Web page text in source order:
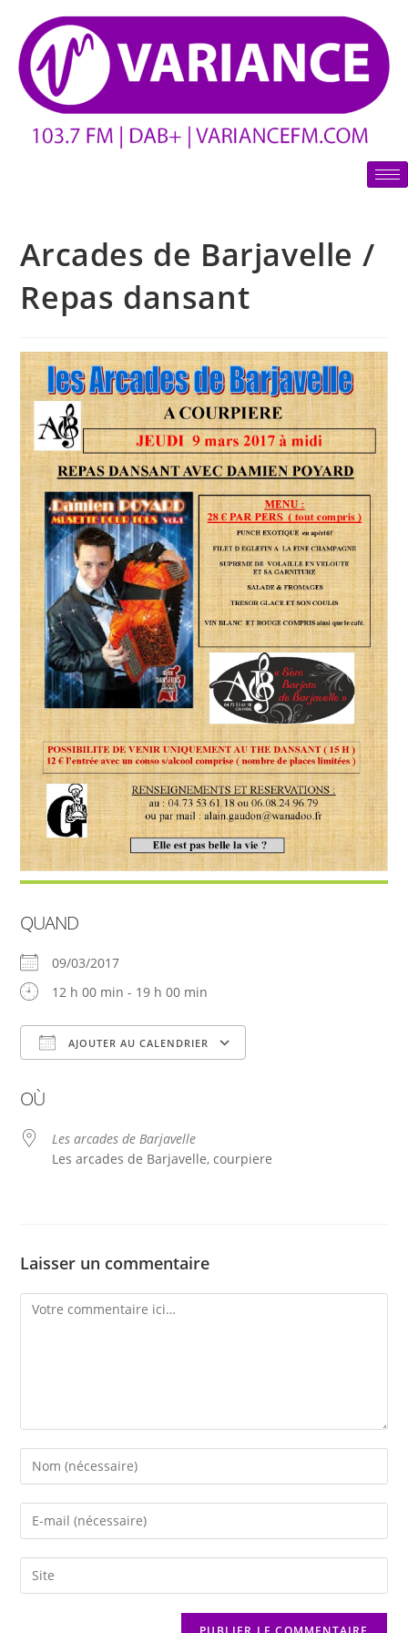
Arcades de Barjavelle /
Repas dansant
QUAND
09/03/2017
12 h 00 min - 19 h 00 min
AJOUTER AU CALENDRIER
OÙ
Les arcades de Barjavelle
Les arcades de Barjavelle, courpiere
Laisser un commentaire